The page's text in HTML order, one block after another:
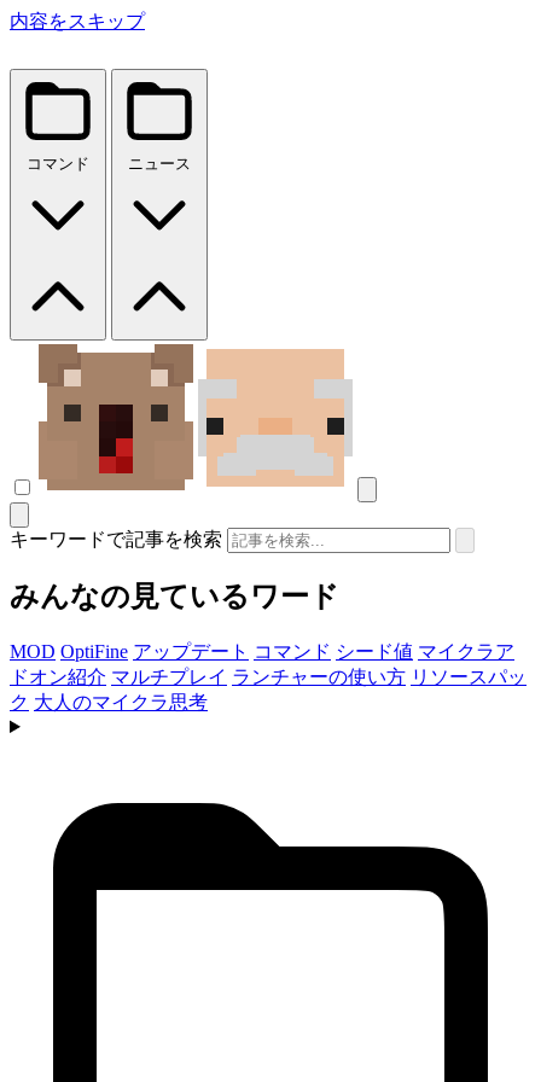
内容をスキップ
コマンド ニュース
キーワードで記事を検索
みんなの見ているワード
MOD OptiFine アップデート コマンド シード値 マイクラア
ドオン紹介 マルチプレイ ランチャーの使い方 リソースパッ
ク 大人のマイクラ思考